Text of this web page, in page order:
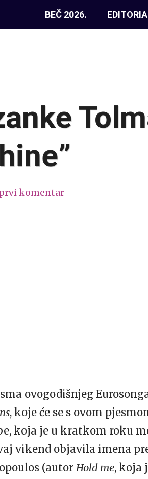
BEČ 2026.
komentar
ovogodišnjeg
, koje će se s ovom
koja je u kratkom roku
vikend objavila imena
(autor Hold me, koja